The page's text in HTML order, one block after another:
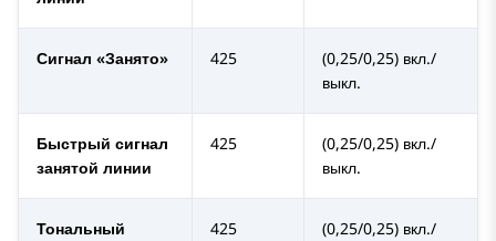
Сигнал «Занято» 425
(0,25/0,25) вкл./
выкл.
Быстрый сигнал
занятой линии
425
(0,25/0,25) вкл./
выкл.
Тональный
425
(0,25/0,25) вкл./